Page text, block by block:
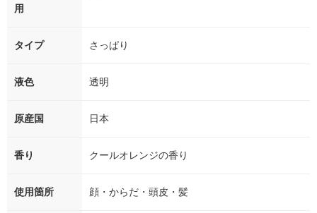
用
タイプ さっぱり
液色 透明
原産国 日本
香り クールオレンジの香り
使用箇所 顔・からだ・頭皮・髪